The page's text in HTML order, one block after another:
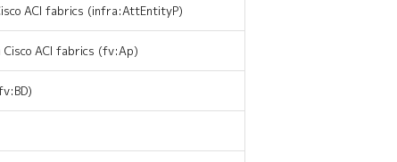
ACI fabrics (infra:AttEntityP)
Cisco ACI fabrics (fv:Ap)